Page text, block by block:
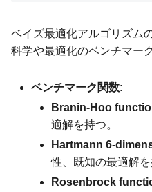
ベイズ最適化アルゴリズム
科学や最適化のベンチマー
ベンチマーク関数:
Branin-Hoo
適解を持つ。
Hartmann 6-
性、既知の最適解を
Rosenbrock